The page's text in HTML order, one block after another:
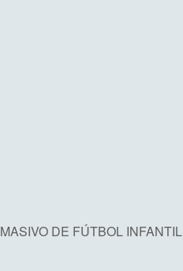
MASIVO DE FÚTBOL INFANTIL